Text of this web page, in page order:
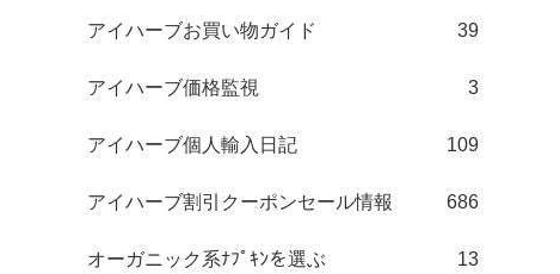
アイハーブお買い物ガイド 39
アイハーブ価格監視 3
アイハーブ個人輸入日記 109
アイハーブ割引クーポンセール情報 686
オーガニック系ﾅﾌﾟｷﾝを選ぶ 13